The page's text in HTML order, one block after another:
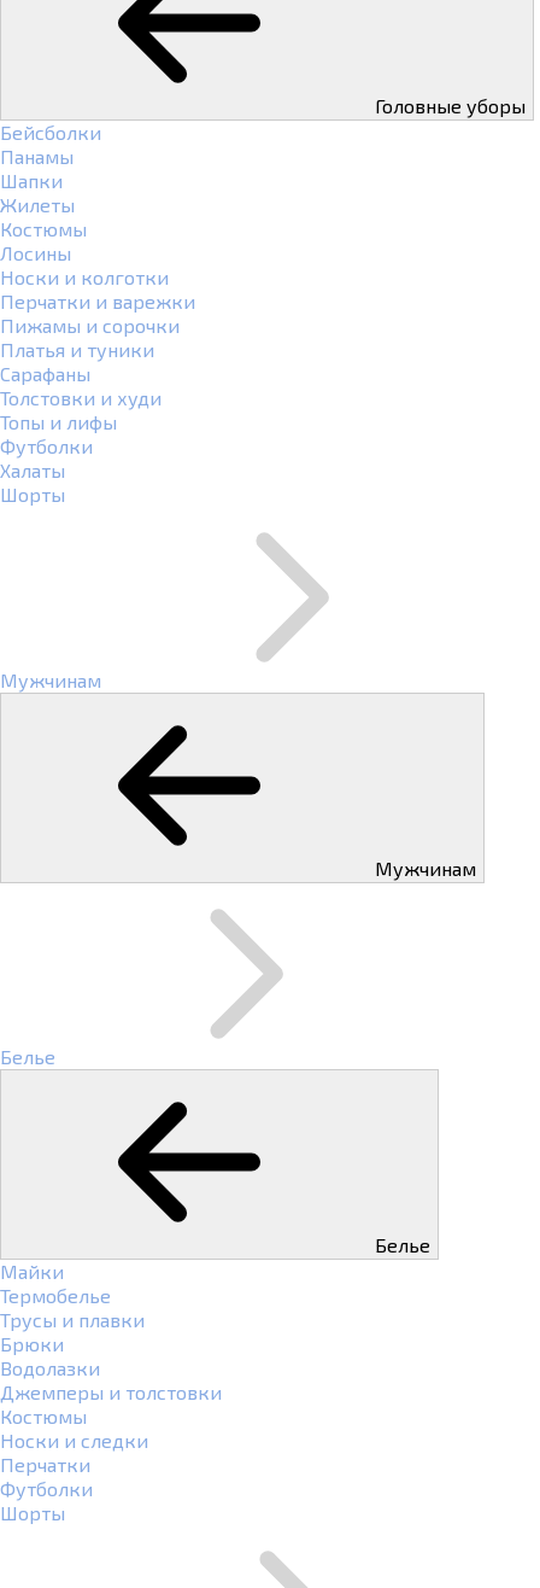
Головные уборы
Бейсболки
Панамы
Шапки
Жилеты
Костюмы
Лосины
Носки и колготки
Перчатки и варежки
Пижамы и сорочки
Платья и туники
Сарафаны
Толстовки и худи
Топы и лифы
Футболки
Халаты
Шорты
Мужчинам
Мужчинам
Белье
Белье
Майки
Термобелье
Трусы и плавки
Брюки
Водолазки
Джемперы и толстовки
Костюмы
Носки и следки
Перчатки
Футболки
Шорты